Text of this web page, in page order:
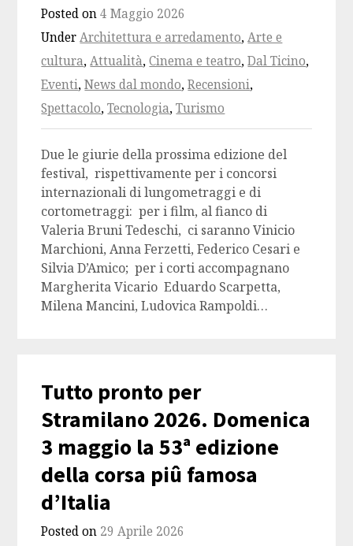
Posted on4 Maggio 2026
UnderArchitettura e arredamento,Arte e
cultura,Attualità,Cinema e teatro,Dal Ticino,
Eventi,News dal mondo,Recensioni,
Spettacolo,Tecnologia,Turismo
Due le giurie della prossima edizione del
festival, rispettivamente per i concorsi
internazionali di lungometraggi e di
cortometraggi: per i film, al fianco di
Valeria Bruni Tedeschi, ci saranno Vinicio
Marchioni, Anna Ferzetti, Federico Cesari e
Silvia D’Amico; per i corti accompagnano
Margherita Vicario Eduardo Scarpetta,
Milena Mancini, Ludovica Rampoldi…
Tutto pronto per
Stramilano 2026. Domenica
3 maggio la 53ᵃ edizione
della corsa piû famosa
d’Italia
Posted on 29 Aprile 2026